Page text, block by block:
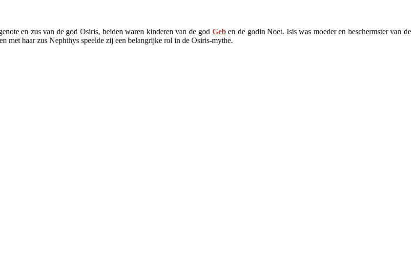
en zus van de god Osiris, beiden waren kinderen van de god Geben de godin Noet. Isis was moeder en beschermster van de
met haar zus Nephthys speelde zij een belangrijke rol in de Osiris-mythe.